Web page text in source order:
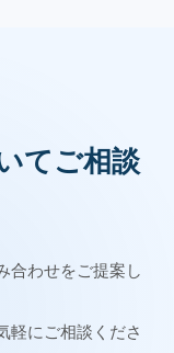
てご相談
合わせをご提案し
軽にご相談くださ